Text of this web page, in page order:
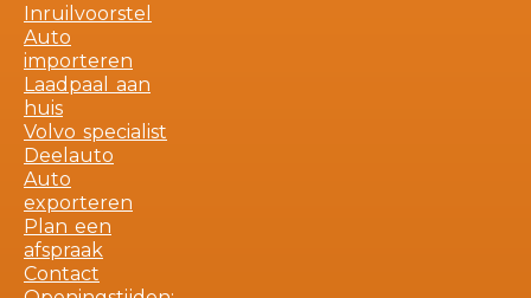
Inruilvoorstel
Auto
importeren
Laadpaal aan
huis
Volvo specialist
Deelauto
Auto
exporteren
Plan een
afspraak
Contact